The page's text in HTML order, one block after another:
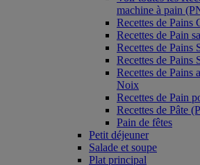
machine à pain
Recettes de Pains
Recettes de Pain
Recettes de Pains
Recettes de Pains
Recettes de Pains
Noix
Recettes de Pain
Recettes de Pâte
Pain de fêtes
Petit déjeuner
Salade et soupe
Plat principal